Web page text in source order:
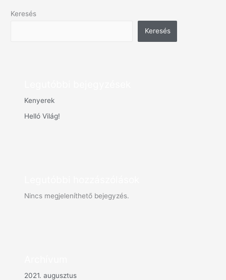
Keresés
Keresés
Kenyerek
Helló Világ!
Nincs megjeleníthető bejegyzés.
2021. augusztus